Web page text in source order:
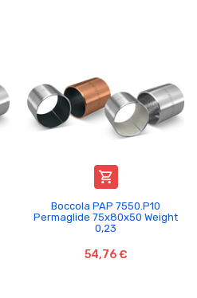

Boccola PAP 7550.P10
Permaglide 75x80x50 Weight
0,23
54,76 €